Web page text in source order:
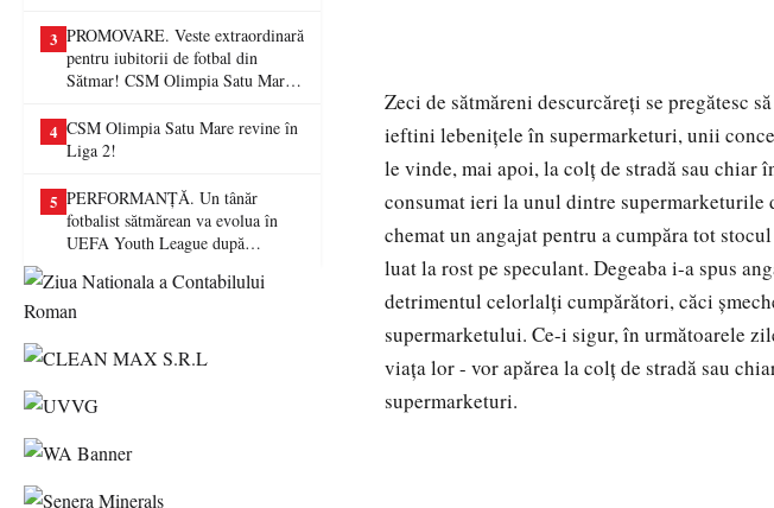
3 PROMOVARE. Veste extraordinară
pentru iubitorii de fotbal din
Sătmar! CSM Olimpia Satu Mare
4 CSM Olimpia Satu Mare revine în
Liga 2!
5 PERFORMANȚĂ. Un tânăr
fotbalist sătmărean va evolua în
UEFA Youth League după
Zeci de sătmăreni descurcăreţi se pregătesc
ieftini lebeniţele în supermarketuri, unii
le vinde, mai apoi, la colţ de stradă sau chiar
consumat ieri la unul dintre
chemat un angajat pentru a cumpăra tot
luat la rost pe speculant. Degeaba i-a spus
detrimentul celorlalţi cumpărători, căci
supermarketului. Ce-i sigur, în următoarele
viaţa lor - vor apărea la colţ de stradă sau
supermarketuri.